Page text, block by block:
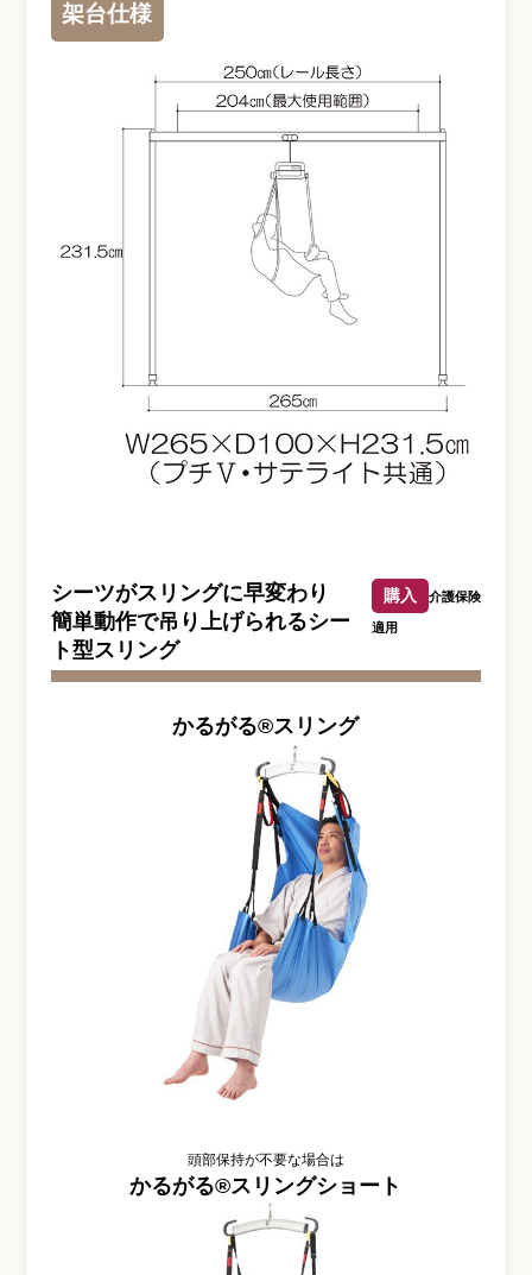
架台仕様
シーツがスリングに早変わり
簡単動作で吊り上げられるシー
ト型スリング
購入 介護保険
適用
かるがる®スリング
頭部保持が不要な場合は
かるがる®スリングショート